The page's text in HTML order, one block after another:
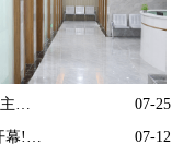
07-25
07-12